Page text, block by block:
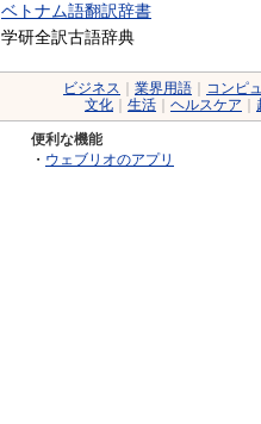
ベトナム語翻訳辞書
学研全訳古語辞典
ビジネス 業界用語 コンピ
文化
生活 ヘルスケア
便利な機能
・ ウェブリオのアプリ